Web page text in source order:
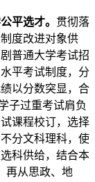
平选才。 贯彻落
度改进对象供
普通大学考试招
平考试制度，分
以分数突显，合
子过重考试肩负
课程校订，选择
分文科理科，使
科供给，结合本
再从思政、地